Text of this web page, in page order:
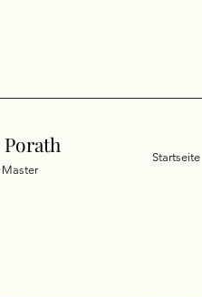
Startseite